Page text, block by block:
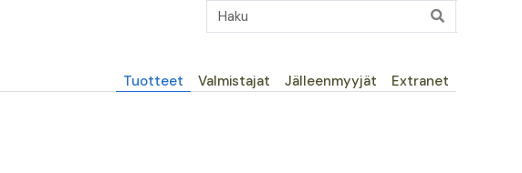
Päävalikko
Tuotteet Valmistajat Jälleenmyyjät Extranet